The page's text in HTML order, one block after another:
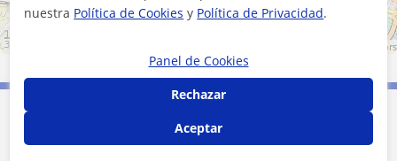
1 km
3000 ft
contributors
Contacta con Juan Manuel Escribano
Ruiz
nuestra Política de Cookies y Política de Privacidad.
Panel de Cookies
Rechazar
Aceptar